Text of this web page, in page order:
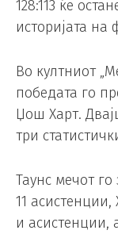
128:113 ќе
историјата на
Во култниот
победата го
Џош Харт.
три
Таунс мечот
11
и асистенции,